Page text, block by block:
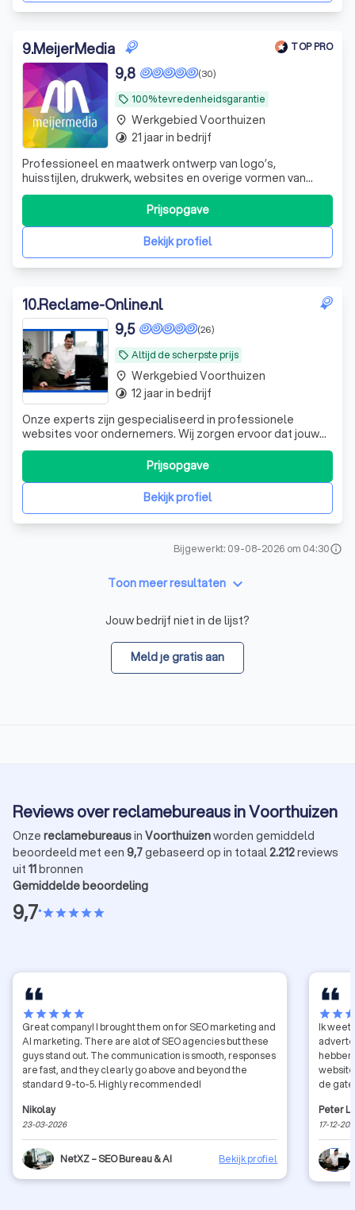
9.MeijerMedia TOP PRO
local_offer 100% tevredenheidsgarantie
(30)
9,8
Professioneel en maatwerk ontwerp van logo’s,
huisstijlen, drukwerk, websites en overige vormen van
creatieve communicatie. Flexibel, betrouwbaar, een
overvloed aan creativiteit en nette prijzen.
Bekijk profiel
Prijsopgave
place Werkgebied Voorthuizen
timelapse 21 jaar in bedrijf
10.Reclame-Online.nl
local_offer Altijd de scherpste prijs
(26)
9,5
Onze experts zijn gespecialiseerd in professionele
websites voor ondernemers. Wij zorgen ervoor dat jouw
website leads & nieuwe klanten oplevert. Je krijgt jouw
eigen vaste accountmanager waarmee je snel kunt
schakelen. De website is jouw eigendom en jij bepaalt het
budget. Wij helpen van A tot Z. S
Bekijk profiel
Prijsopgave
place Werkgebied Voorthuizen
timelapse 12 jaar in bedrijf
Bijgewerkt: 09-08-2026 om 04:30info
Toon meer resultaten keyboard_arrow_down
Jouw bedrijf niet in de lijst?
Meld je gratis aan
Reviews over reclamebureaus in Voorthuizen
Onze reclamebureausin Voorthuizenworden gemiddeld
beoordeeld met een 9,7gebaseerd op in totaal2.212reviews
uit 11bronnen
Gemiddelde beoordeling
9,7•starstarstarstarstar
starstarstarstarstar
Great company! I brought them on for SEO marketing and
AI marketing. There are alot of SEO agencies but these
guys stand out. The communication is smooth, responses
are fast, and they clearly go above and beyond the
standard 9-to-5. Highly recommended!
Nikolay
23-03-2026
NetXZ – SEO Bureau & AI Bekijk profiel
starstar
Ik weet
de
Peter L
17-12-